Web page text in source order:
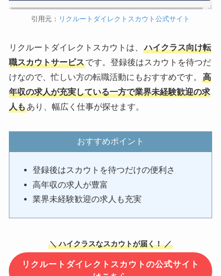
引用元： リクルートダイレクトスカウト公式サイト
リクルートダイレクトスカウトは、
ハイクラス向け転
職スカウトサービスです。登録後はスカウトを待つだ
けなので、忙しい方の転職活動にもおすすめです。
高
年収の求人が充実している一方で業界未経験歓迎の求
人もあり、幅広く仕事が探せます。
おすすめポイント
登録後はスカウトを待つだけの便利さ
高年収の求人が豊富
業界未経験歓迎の求人も充実
＼ ハイクラスなスカウトが届く！ ／
リクルートダイレクトスカウトの公式サイト